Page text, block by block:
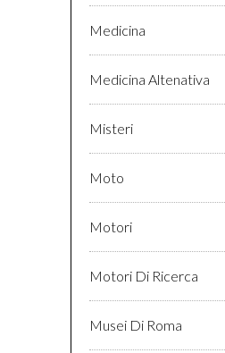
Medicina
Medicina Altenativa
Misteri
Moto
Motori
Motori Di Ricerca
Musei Di Roma